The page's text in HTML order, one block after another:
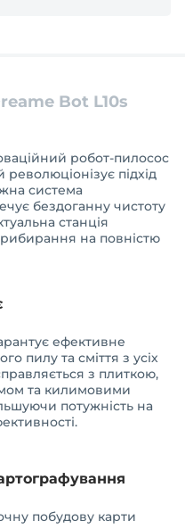
Bot L10s
робот-пилосос
підхід
система
бездоганну чистоту
станція
на повністю
ефективне
пилу та сміття з усіх
з плиткою,
та килимовими
потужність на
побудову карти